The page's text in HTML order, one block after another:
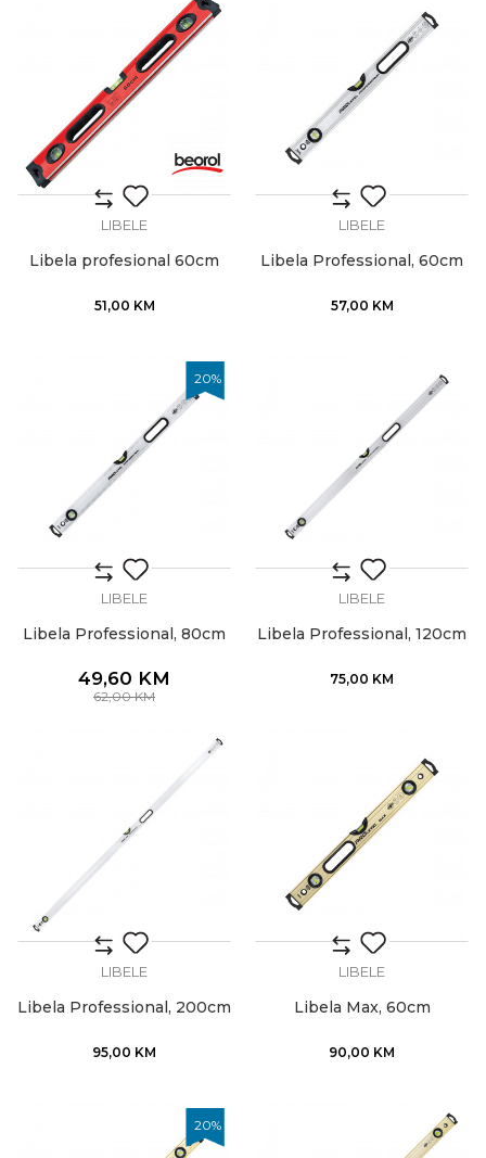
LIBELE
Libela profesional 60cm
51,00 KM
LIBELE
Libela Professional, 60cm
57,00 KM
20%
LIBELE
Libela Professional, 80cm
49,60 KM
62,00KM
LIBELE
Libela Professional, 120cm
75,00 KM
LIBELE
Libela Professional, 200cm
95,00 KM
LIBELE
Libela Max, 60cm
90,00 KM
20%